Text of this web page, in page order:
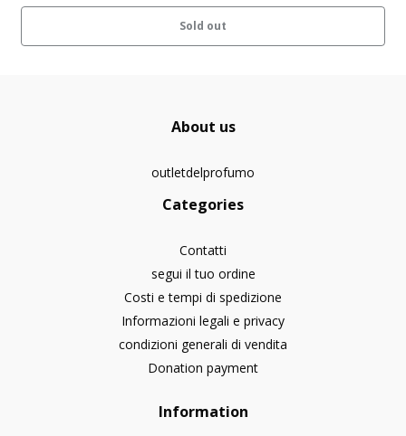
Sold out
About us
outletdelprofumo
Categories
Contatti
segui il tuo ordine
Costi e tempi di spedizione
Informazioni legali e privacy
condizioni generali di vendita
Donation payment
Information